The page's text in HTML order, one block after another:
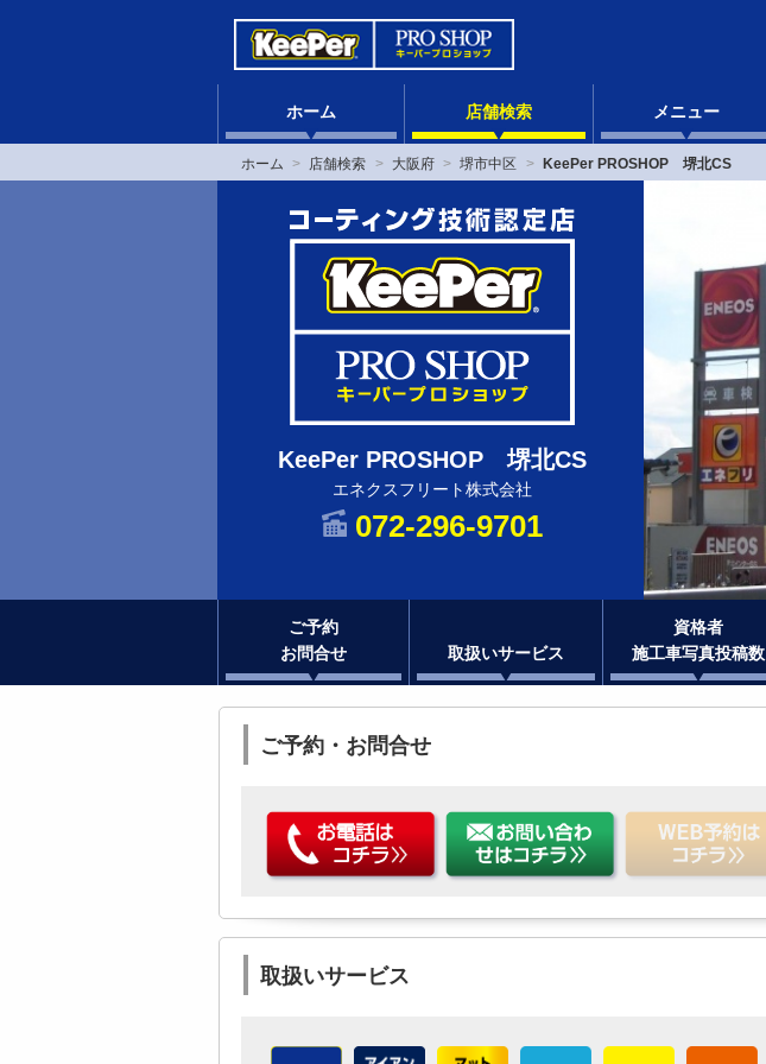
ホーム 店舗検索 メニュー
ホーム 店舗検索 大阪府 堺市中区 KeePer PROSHOP 堺北CS
KeePer PROSHOP 堺北CS
エネクスフリート株式会社
072-296-9701
ご予約
お問合せ
取扱いサービス
資格者
施工車写真投稿数
ご予約・お問合せ
取扱いサービス